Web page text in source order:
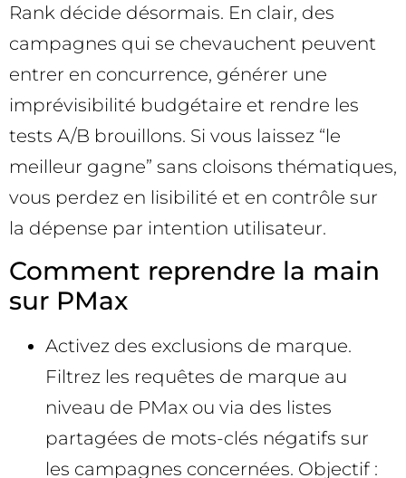
Rank décide désormais. En clair, des
campagnes qui se chevauchent peuvent
entrer en concurrence, générer une
imprévisibilité budgétaire et rendre les
tests A/B brouillons. Si vous laissez “le
meilleur gagne” sans cloisons thématiques,
vous perdez en lisibilité et en contrôle sur
la dépense par intention utilisateur.
Comment reprendre la main
sur PMax
Activez des exclusions de marque.
Filtrez les requêtes de marque au
niveau de PMax ou via des listes
partagées de mots-clés négatifs sur
les campagnes concernées. Objectif :